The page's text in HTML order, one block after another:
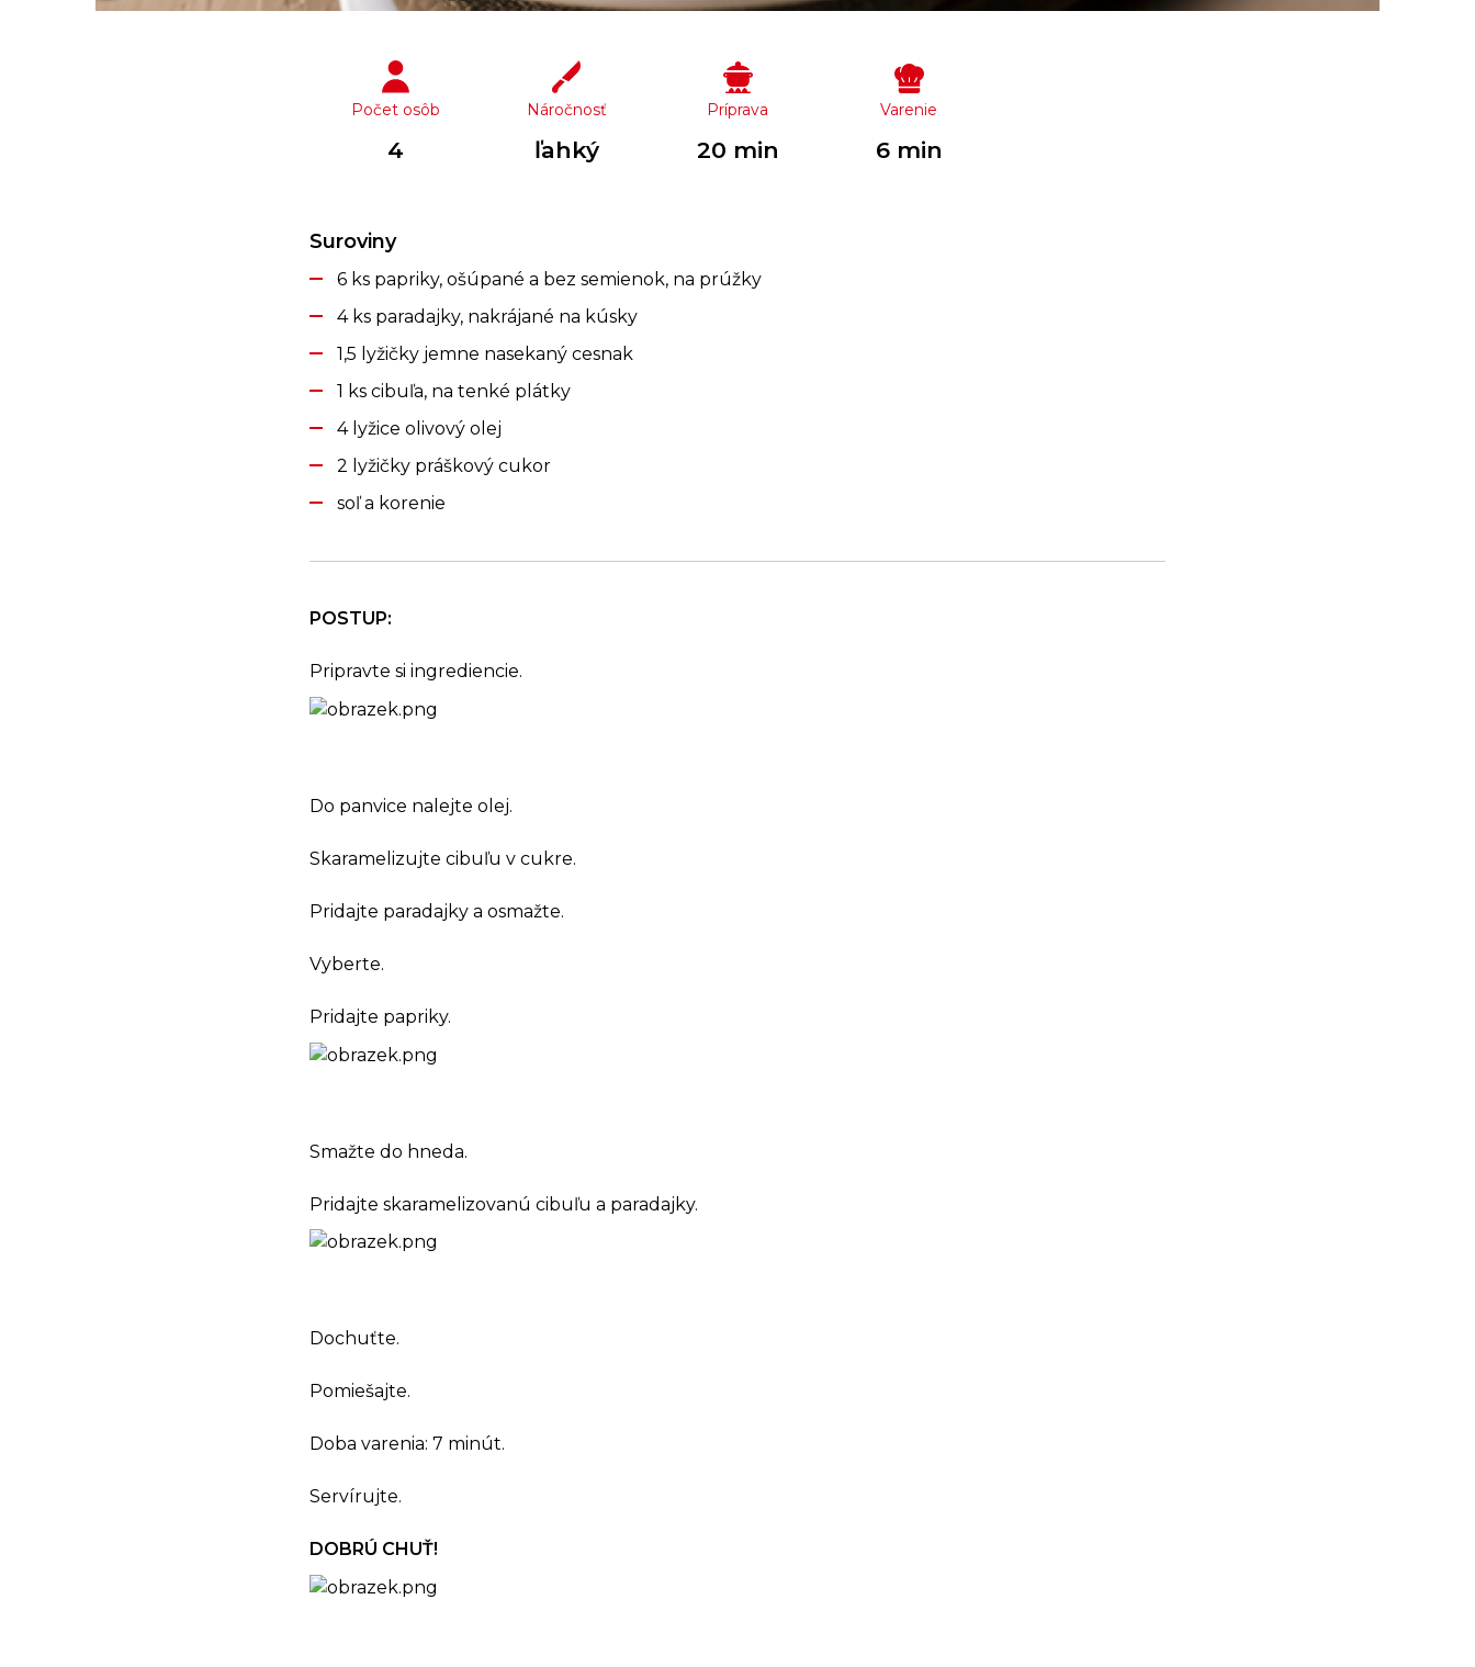
Počet osôb
4
Náročnosť
ľahký
Príprava
20 min
Varenie
6 min
Suroviny
6 ks papriky, ošúpané a bez semienok, na prúžky
4 ks paradajky, nakrájané na kúsky
1,5 lyžičky jemne nasekaný cesnak
1 ks cibuľa, na tenké plátky
4 lyžice olivový olej
2 lyžičky práškový cukor
soľ a korenie
POSTUP:
Pripravte si ingrediencie.
Do panvice nalejte olej.
Skaramelizujte cibuľu v cukre.
Pridajte paradajky a osmažte.
Vyberte.
Pridajte papriky.
Smažte do hneda.
Pridajte skaramelizovanú cibuľu a paradajky.
Dochuťte.
Pomiešajte.
Doba varenia: 7 minút.
Servírujte.
DOBRÚ CHUŤ!